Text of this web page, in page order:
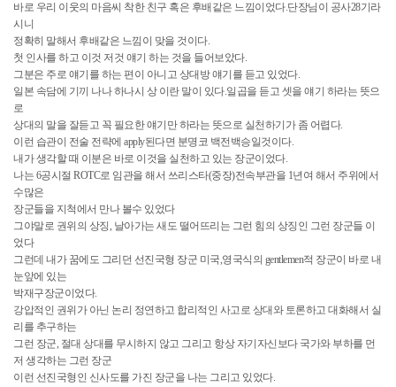
바로 우리 이웃의 마음씨 착한 친구 혹은 후배같은 느낌이었다.단장님이 공사28기라
시니
정확히 말해서 후배같은 느낌이 맞을 것이다.
첫 인사를 하고 이것 저것 얘기 하는 것을 들어보았다.
그분은 주로 얘기를 하는 편이 아니고 상대방 얘기를 듣고 있었다.
일본 속담에 기끼 나나 하나시 상 이란 말이 있다.일곱을 듣고 셋을 얘기 하라는 뜻으
로
상대의 말을 잘듣고 꼭 필요한 얘기만 하라는 뜻으로 실천하기가 좀 어렵다.
이런 습관이 전술 전략에 apply된다면 분명코 백전백승일것이다.
내가 생각할 때 이분은 바로 이것을 실천하고 있는 장군이었다.
나는 6공시절 ROTC로 임관을 해서 쓰리스타(중장)전속부관을 1년여 해서 주위에서
수많은
장군들을 지척에서 만나 볼수 있었다
그야말로 권위의 상징, 날아가는 새도 떨어뜨리는 그런 힘의 상징인 그런 장군들 이
었다
그런데 내가 꿈에도 그리던 선진국형 장군 미국,영국식의 gentlemen적 장군이 바로 내
눈앞에 있는
박재구장군이었다.
강압적인 권위가 아닌 논리 정연하고 합리적인 사고로 상대와 토론하고 대화해서 실
리를 추구하는
그런 장군, 절대 상대를 무시하지 않고 그리고 항상 자기자신보다 국가와 부하를 먼
저 생각하는 그런 장군
이런 선진국형인 신사도를 가진 장군을 나는 그리고 있었다.